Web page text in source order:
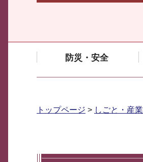
防災・安全
トップページ > しごと・産業